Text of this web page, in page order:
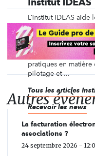
L’Institut IDEAS
lucratif à renforcer
optimiser leur
différentes solutions
bénévoles et
pratiques en
pilotage et ...
Tous les articles
Recevoir les news
Autres
La facturation
associations ?
24 septembre 2026 -